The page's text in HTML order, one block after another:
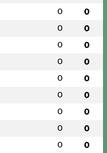
0 0
0 0
0 0
0 0
0 0
0 0
0 0
0 0
0 0